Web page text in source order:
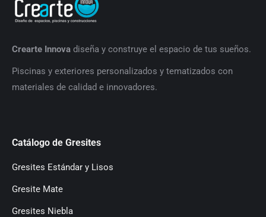
Crearte Innova diseña y construye el espacio de tus sueños.
Piscinas y exteriores personalizados y tematizados con
materiales de calidad e innovadores.
Catálogo de Gresites
Gresites Estándar y Lisos
Gresite Mate
Gresites Niebla